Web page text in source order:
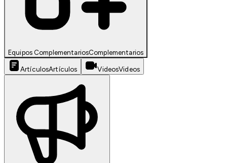
Equipos ComplementariosComplementarios
ArtículosArtículos VideosVideos